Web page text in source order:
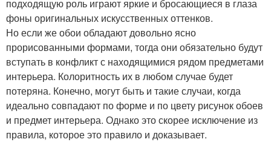
подходящую роль играют яркие и бросающиеся в глаза
фоны оригинальных искусственных оттенков.
Но если же обои обладают довольно ясно
прорисованными формами, тогда они обязательно будут
вступать в конфликт с находящимися рядом предметами
интерьера. Колоритность их в любом случае будет
потеряна. Конечно, могут быть и такие случаи, когда
идеально совпадают по форме и по цвету рисунок обоев
и предмет интерьера. Однако это скорее исключение из
правила, которое это правило и доказывает.